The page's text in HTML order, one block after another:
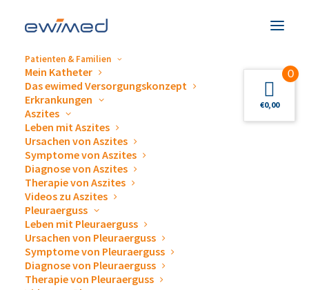
Patienten & Familien
Mein Katheter
Das ewimed Versorgungskonzept
Erkrankungen
Aszites
Leben mit Aszites
Ursachen von Aszites
Symptome von Aszites
Diagnose von Aszites
Therapie von Aszites
Videos zu Aszites
Pleuraerguss
Leben mit Pleuraerguss
Ursachen von Pleuraerguss
Symptome von Pleuraerguss
Diagnose von Pleuraerguss
Therapie von Pleuraerguss
News
In unserem News-Bereich möchten wir Sie darüber
informieren, was ewimed bewegt. Hier finden Sie
Berichte zu Aktivitäten im Unternehmen, neuste
Pressemitteilungen, Beiträge aus der Tagespresse und
Fachzeitschriften zum Thema Drainage von
Pleuraergüssen und Aszites.
Nutzen Sie unsere Kategorien, um sich alle Posts zu
einem Kategorie-Thema anzeigen zu lassen:
0
€0,00